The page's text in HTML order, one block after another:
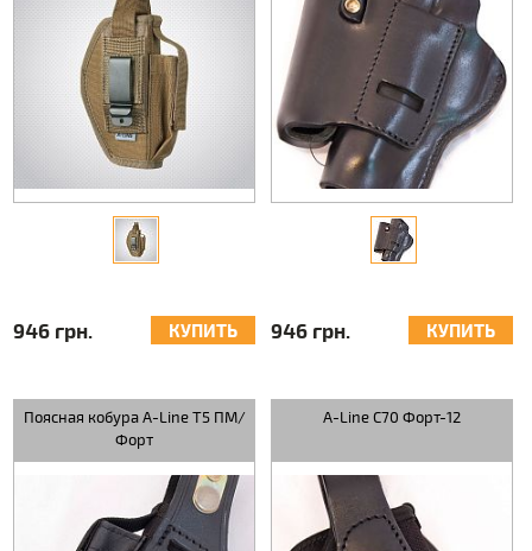
946 грн. КУПИТЬ 946 грн. КУПИТЬ
Поясная кобура A-Line Т5 ПМ/
Форт
A-Line С70 Форт-12